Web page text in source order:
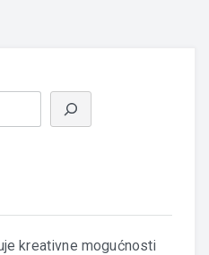
kreativne mogućnosti